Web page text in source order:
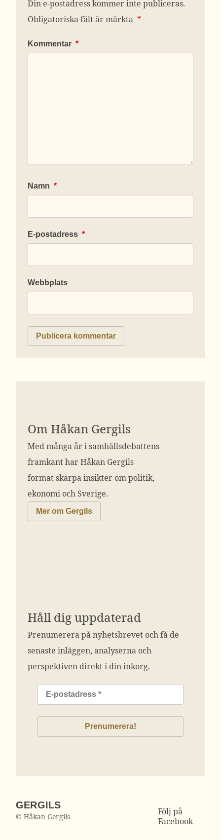
Din e-postadress kommer inte publiceras.
Obligatoriska fält är märkta *
Kommentar *
Namn *
E-postadress *
Webbplats
Om Håkan Gergils
Med många år i samhällsdebattens
framkant har Håkan Gergils
format skarpa insikter om politik,
ekonomi och Sverige.
Mer om Gergils
Håll dig uppdaterad
Prenumerera på nyhetsbrevet och få de
senaste inläggen, analyserna och
perspektiven direkt i din inkorg.
GERGILS
© Håkan Gergils
Följ på
Facebook